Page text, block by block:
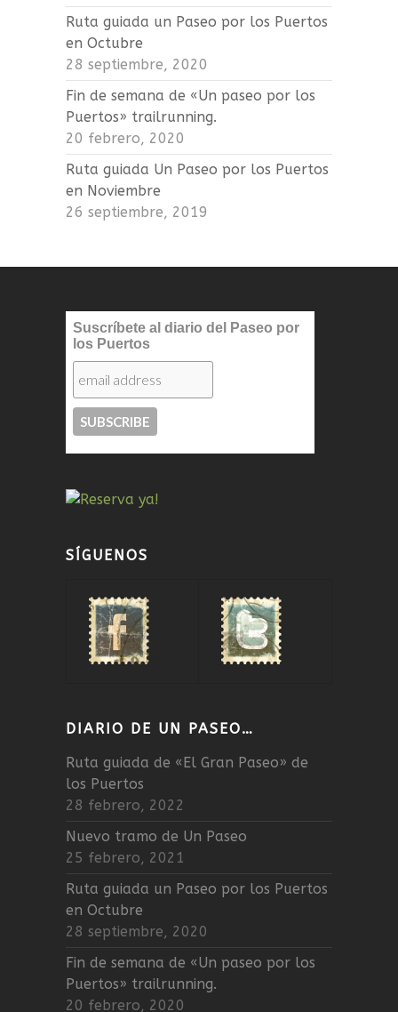
Ruta guiada un Paseo por los Puertos
en Octubre
28 septiembre, 2020
Fin de semana de «Un paseo por los
Puertos» trailrunning.
20 febrero, 2020
Ruta guiada Un Paseo por los Puertos
en Noviembre
26 septiembre, 2019
Suscríbete al diario del Paseo por
los Puertos
SÍGUENOS
DIARIO DE UN PASEO…
Ruta guiada de «El Gran Paseo» de
los Puertos
28 febrero, 2022
Nuevo tramo de Un Paseo
25 febrero, 2021
Ruta guiada un Paseo por los Puertos
en Octubre
28 septiembre, 2020
Fin de semana de «Un paseo por los
Puertos» trailrunning.
20 febrero, 2020